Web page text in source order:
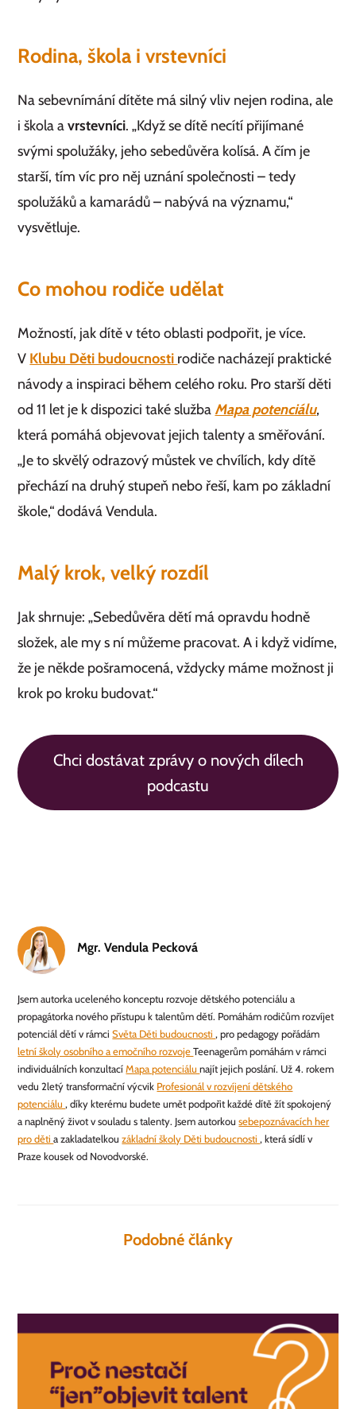
Rodina, škola i vrstevníci
Na sebevnímání dítěte má silný vliv nejen rodina, ale
i škola avrstevníci. „Když se dítě necítí přijímané
svými spolužáky, jeho sebedůvěra kolísá. A čím je
starší, tím víc pro něj uznání společnosti – tedy
spolužáků a kamarádů – nabývá na významu,“
vysvětluje.
Co mohou rodiče udělat
Možností, jak dítě v této oblasti podpořit, je více.
V Klubu Děti budoucnosti rodiče nacházejí praktické
návody a inspiraci během celého roku. Pro starší děti
od 11 let je k dispozici také služba Mapa potenciálu,
která pomáhá objevovat jejich talenty a směřování.
„Je to skvělý odrazový můstek ve chvílích, kdy dítě
přechází na druhý stupeň nebo řeší, kam po základní
škole,“ dodává Vendula.
Malý krok, velký rozdíl
Jak shrnuje: „Sebedůvěra dětí má opravdu hodně
složek, ale my s ní můžeme pracovat. A i když vidíme,
že je někde pošramocená, vždycky máme možnost ji
krok po kroku budovat.“
Chci dostávat zprávy o nových dílech
podcastu
Mgr. Vendula Pecková
Jsem autorka uceleného konceptu rozvoje dětského potenciálu a
propagátorka nového přístupu k talentům dětí. Pomáhám rodičům rozvíjet
potenciál dětí v rámciSvěta Děti budoucnosti, pro pedagogy pořádám
letní školy osobního a emočního rozvojeTeenagerům pomáhám v rámci
individuálních konzultacíMapa potenciálunajít jejich poslání. Už 4. rokem
vedu 2letý transformační výcvik Profesionál v rozvíjení dětského
potenciálu, díky kterému budete umět podpořit každé dítě žít spokojený
a naplněný život v souladu s talenty. Jsem autorkousebepoznávacích her
pro dětia zakladatelkouzákladní školy Děti budoucnosti, která sídlí v
Praze kousek od Novodvorské.
Podobné články